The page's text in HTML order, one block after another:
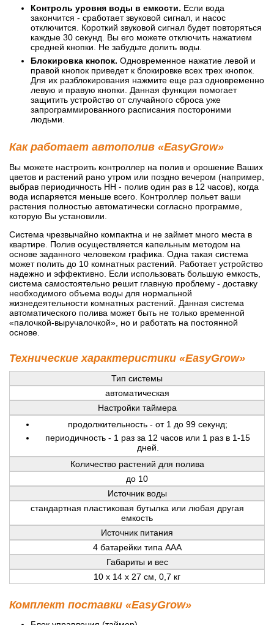
Контроль уровня воды в емкости. Если вода
закончится - сработает звуковой сигнал, и насос
отключится. Короткий звуковой сигнал будет повторяться
каждые 30 секунд. Вы его можете отключить нажатием
средней кнопки. Не забудьте долить воды.
Блокировка кнопок. Одновременное нажатие левой и
правой кнопок приведет к блокировке всех трех кнопок.
Для их разблокирования нажмите еще раз одновременно
левую и правую кнопки. Данная функция помогает
защитить устройство от случайного сброса уже
запрограммированного расписания постороними
людьми.
Как работает автополив «EasyGrow»
Вы можете настроить контроллер на полив и орошение Ваших
цветов и растений рано утром или поздно вечером (например,
выбрав периодичность НН - полив один раз в 12 часов), когда
вода испаряется меньше всего. Контроллер польет ваши
растения полностью автоматически согласно программе,
которую Вы установили.
Система чрезвычайно компактна и не займет много места в
квартире. Полив осуществляется капельным методом на
основе заданного человеком графика. Одна такая система
может полить до 10 комнатных растений. Работает устройство
надежно и эффективно. Если использовать большую емкость,
система самостоятельно решит главную проблему - доставку
необходимого объема воды для нормальной
жизнедеятельности комнатных растений. Данная система
автоматического полива может быть не только временной
«палочкой-выручалочкой», но и работать на постоянной
основе.
Технические характеристики «EasyGrow»
Тип системы
автоматическая
Настройки таймера
продолжительность - от 1 до 99 секунд;
периодичность - 1 раз за 12 часов или 1 раз в 1-15
дней.
Количество растений для полива
до 10
Источник воды
стандартная пластиковая бутылка или любая другая
емкость
Источник питания
4 батарейки типа ААА
Габариты и вес
10 x 14 x 27 см, 0,7 кг
Комплект поставки «EasyGrow»